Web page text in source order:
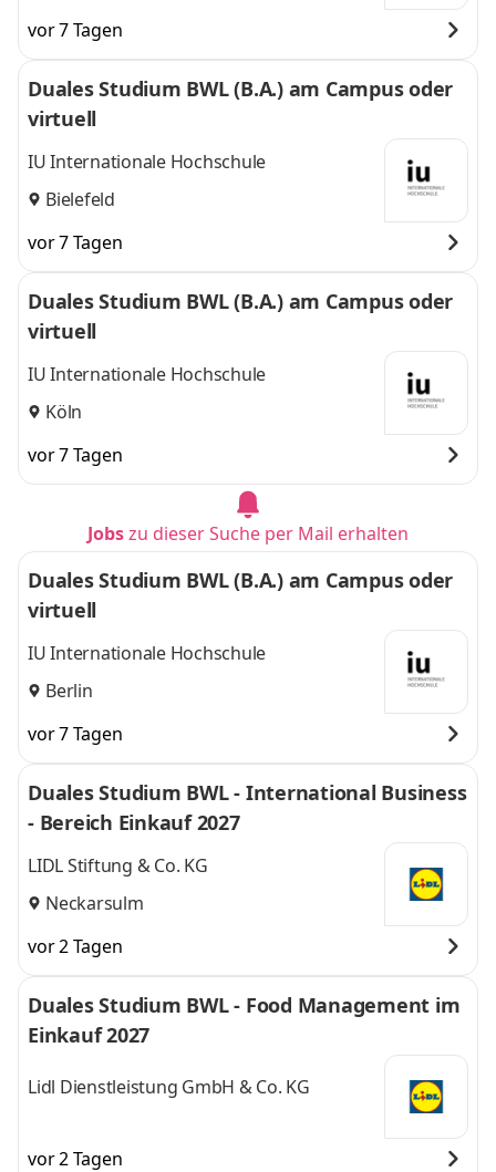
vor 7 Tagen
Duales Studium BWL (B.A.) am Campus oder
virtuell
IU Internationale Hochschule
Bielefeld
vor 7 Tagen
Duales Studium BWL (B.A.) am Campus oder
virtuell
IU Internationale Hochschule
Köln
vor 7 Tagen
Jobszu dieser Suche per Mail erhalten
Duales Studium BWL (B.A.) am Campus oder
virtuell
IU Internationale Hochschule
Berlin
vor 7 Tagen
Duales Studium BWL - International Business
- Bereich Einkauf 2027
LIDL Stiftung & Co. KG
Neckarsulm
vor 2 Tagen
Duales Studium BWL - Food Management im
Einkauf 2027
Lidl Dienstleistung GmbH & Co. KG
vor 2 Tagen